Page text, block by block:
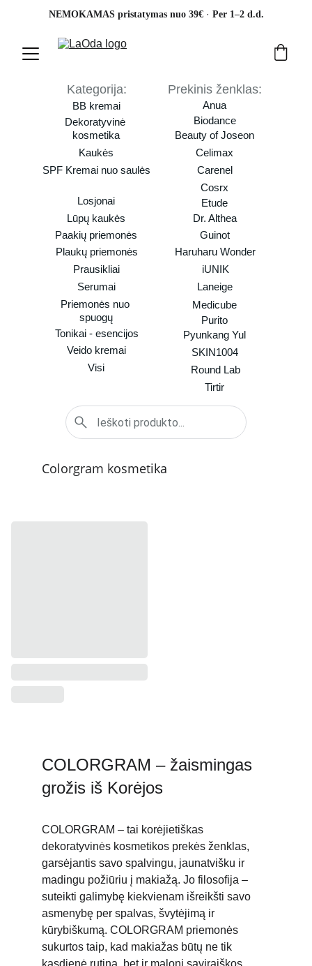
NEMOKAMAS pristatymas nuo 39€ · Per 1–2 d.d.
Kategorija:
Tonikai - esencijos
Serumai
Paakių priemonės
Veido kremai
Prausikliai
SPF Kremai nuo saulės
Losjonai
Lūpų kaukės
Priemonės nuo
spuogų
Prekinis ženklas:
Visi
Anua
Beauty of Joseon
Celimax
Cosrx
Guinot
Biodance
Pyunkang Yul
Purito
Round Lab
Laneige
Haruharu Wonder
SKIN1004
BB kremai
Medicube
Tirtir
Dekoratyvinė
kosmetika
Kaukės
Plaukų priemonės
Carenel
Etude
Dr. Althea
iUNIK
Colorgram kosmetika
COLORGRAM – žaismingas
grožis iš Korėjos
COLORGRAM – tai korėjietiškas
dekoratyvinės kosmetikos prekės ženklas,
garsėjantis savo spalvingu, jaunatvišku ir
madingu požiūriu į makiažą. Jo filosofija –
suteikti galimybę kiekvienam išreikšti savo
asmenybę per spalvas, švytėjimą ir
kūrybiškumą. COLORGRAM priemonės
sukurtos taip, kad makiažas būtų ne tik
kasdienė rutina, bet ir maloni saviraiškos